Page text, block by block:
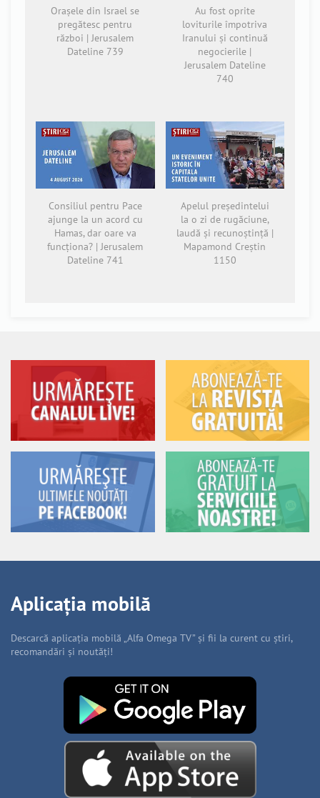
Orașele din Israel se
pregătesc pentru
război | Jerusalem
Dateline 739
Au fost oprite
loviturile împotriva
Iranului și continuă
negocierile |
Jerusalem Dateline
740
Consiliul pentru Pace
ajunge la un acord cu
Hamas, dar oare va
funcționa? | Jerusalem
Dateline 741
Apelul președintelui
la o zi de rugăciune,
laudă și recunoștință |
Mapamond Creștin
1150
Aplicația mobilă
Descarcă aplicația mobilă „Alfa Omega TV” și fii la curent cu știri,
recomandări și noutăți!